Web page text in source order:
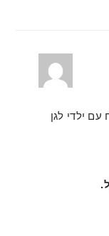
ילדי לגן